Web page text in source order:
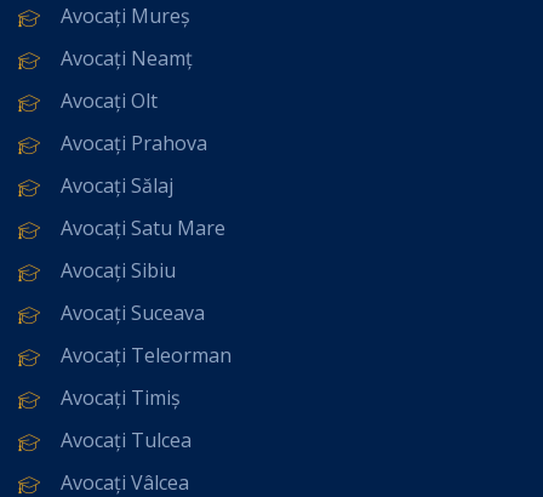
Avocați Mureș
Avocați Neamț
Avocați Olt
Avocați Prahova
Avocați Sălaj
Avocați Satu Mare
Avocați Sibiu
Avocați Suceava
Avocați Teleorman
Avocați Timiș
Avocați Tulcea
Avocați Vâlcea